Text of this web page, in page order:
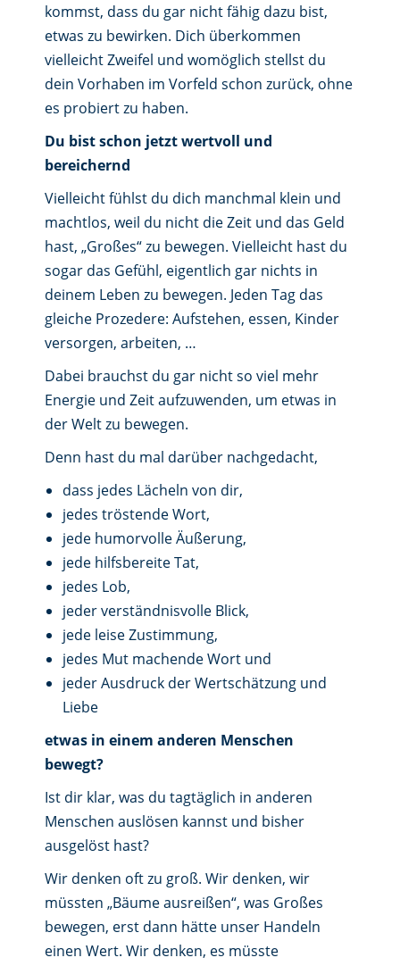
kommst, dass du gar nicht fähig dazu bist,
etwas zu bewirken. Dich überkommen
vielleicht Zweifel und womöglich stellst du
dein Vorhaben im Vorfeld schon zurück, ohne
es probiert zu haben.
Du bist schon jetzt wertvoll und
bereichernd
Vielleicht fühlst du dich manchmal klein und
machtlos, weil du nicht die Zeit und das Geld
hast, „Großes“ zu bewegen. Vielleicht hast du
sogar das Gefühl, eigentlich gar nichts in
deinem Leben zu bewegen. Jeden Tag das
gleiche Prozedere: Aufstehen, essen, Kinder
versorgen, arbeiten, …
Dabei brauchst du gar nicht so viel mehr
Energie und Zeit aufzuwenden, um etwas in
der Welt zu bewegen.
Denn hast du mal darüber nachgedacht,
dass jedes Lächeln von dir,
jedes tröstende Wort,
jede humorvolle Äußerung,
jede hilfsbereite Tat,
jedes Lob,
jeder verständnisvolle Blick,
jede leise Zustimmung,
jedes Mut machende Wort und
jeder Ausdruck der Wertschätzung und
Liebe
etwas in einem anderen Menschen
bewegt?
Ist dir klar, was du tagtäglich in anderen
Menschen auslösen kannst und bisher
ausgelöst hast?
Wir denken oft zu groß. Wir denken, wir
müssten „Bäume ausreißen“, was Großes
bewegen, erst dann hätte unser Handeln
einen Wert. Wir denken, es müsste